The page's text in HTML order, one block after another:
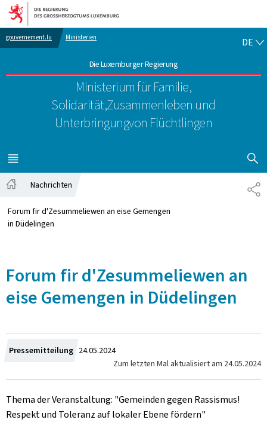
Zur Hauptnavigation
Zum Inhalt
gouvernement.lu Ministerien
Die Luxemburger Regierung
Ministerium für Familie,
Solidarität,Zusammenleben und
Unterbringungvon Flüchtlingen
DE
MENÜ
HAUPT-
Nachrichten
Forum fir d'Zesummeliewen an eise Gemengen
in Düdelingen
Forum fir d'Zesummeliewen an
eise Gemengen in Düdelingen
Pressemitteilung Zum
24.05.2024
Zum letzten Mal aktualisiert am 24.05.2024
Thema der Veranstaltung: "Gemeinden gegen Rassismus!
Respekt und Toleranz auf lokaler Ebene fördern"